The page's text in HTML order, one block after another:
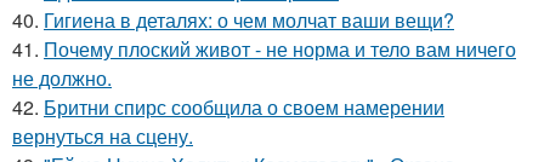
40. Гигиена в деталях: о чем молчат ваши вещи?
41. Почему плоский живот - не норма и тело вам ничего
не должно.
42. Бритни спирс сообщила о своем намерении
вернуться на сцену.